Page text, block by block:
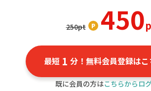
250pt 450
最短 1 分！無料会員登録はこ
既に会員の方はこちらからロ